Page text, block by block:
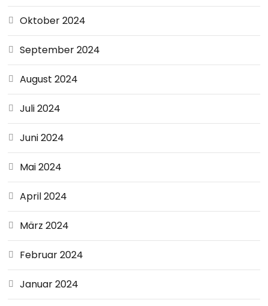
Oktober 2024
September 2024
August 2024
Juli 2024
Juni 2024
Mai 2024
April 2024
März 2024
Februar 2024
Januar 2024